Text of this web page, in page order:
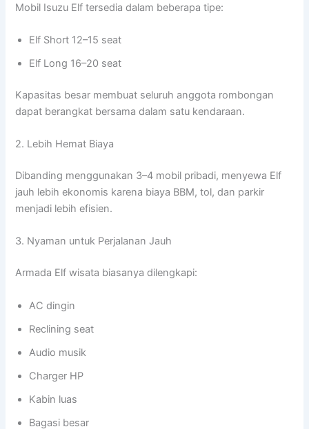
Mobil Isuzu Elf tersedia dalam beberapa tipe:
Elf Short 12–15 seat
Elf Long 16–20 seat
Kapasitas besar membuat seluruh anggota rombongan
dapat berangkat bersama dalam satu kendaraan.
2. Lebih Hemat Biaya
Dibanding menggunakan 3–4 mobil pribadi, menyewa Elf
jauh lebih ekonomis karena biaya BBM, tol, dan parkir
menjadi lebih efisien.
3. Nyaman untuk Perjalanan Jauh
Armada Elf wisata biasanya dilengkapi:
AC dingin
Reclining seat
Audio musik
Charger HP
Kabin luas
Bagasi besar